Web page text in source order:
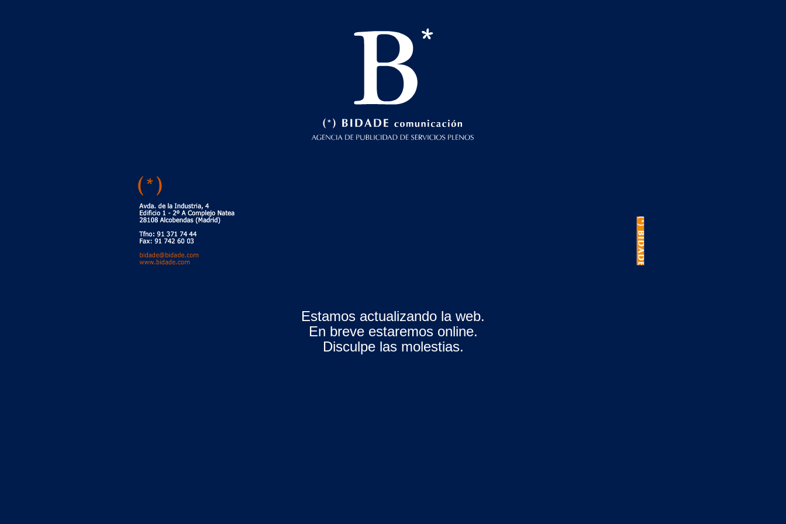
Estamos actualizando la web.
En breve estaremos online.
Disculpe las molestias.